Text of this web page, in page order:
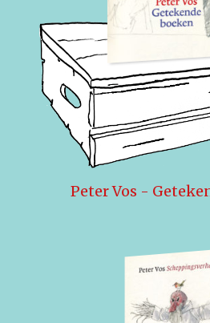
Peter Vos -